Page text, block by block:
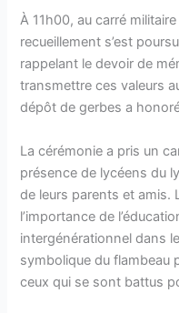
À 11h00, au carré
recueillement s’est
rappelant le devoir de
transmettre ces valeurs
dépôt de gerbes a
La cérémonie a pris un
présence de lycéens du
de leurs parents et amis.
l’importance de
intergénérationnel dans
symbolique du flambeau
ceux qui se sont battus